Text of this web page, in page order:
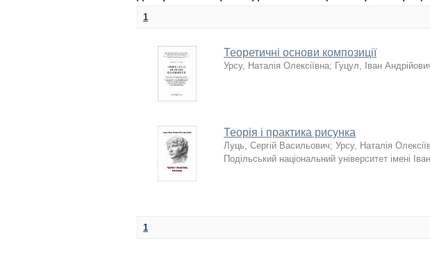
1
Теоретичні основи композиції
Урсу, Наталія Олексіївна; Гуцул, Іван
Теорія і практика рисунка
Луць, Сергій Васильович; Урсу, Наталія
Подільський національний університет імені
1